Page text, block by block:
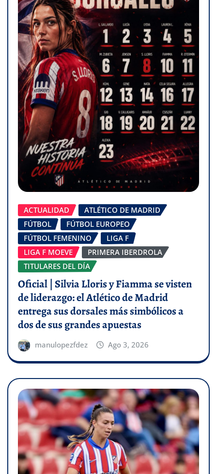
ACTUALIDAD
ATLÉTICO DE MADRID
FÚTBOL
FÚTBOL EUROPEO
FÚTBOL FEMENINO
LIGA F
LIGA F MOEVE
PRIMERA IBERDROLA
TITULARES DEL DÍA
Oficial | Silvia Lloris y Fiamma se visten
de liderazgo: el Atlético de Madrid
entrega sus dorsales más simbólicos a
dos de sus grandes apuestas
manulopezfdez Ago 3, 2026